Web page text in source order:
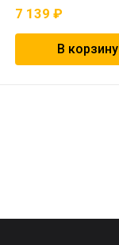
7 139₽
В корзину